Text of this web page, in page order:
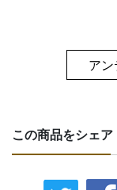
ア
この商品をシェア